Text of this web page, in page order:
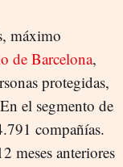
máximo
de Barcelona,
protegidas,
el segmento de
compañías.
meses anteriores